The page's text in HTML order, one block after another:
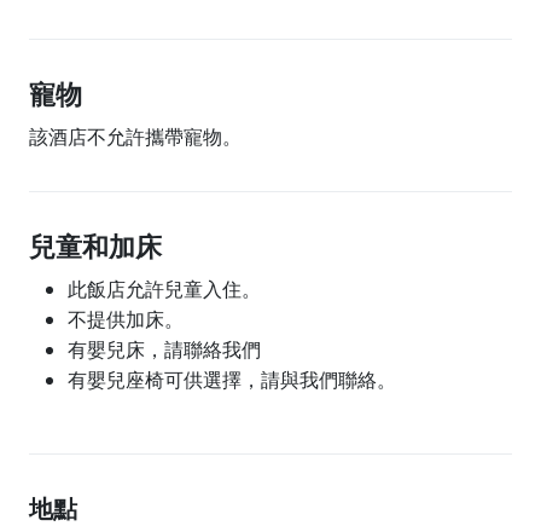
寵物
該酒店不允許攜帶寵物。
兒童和加床
此飯店允許兒童入住。
不提供加床。
有嬰兒床，請聯絡我們
有嬰兒座椅可供選擇，請與我們聯絡。
地點